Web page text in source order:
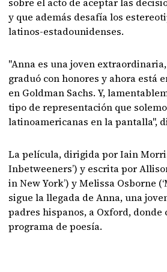
y que además desafía los
latinos-estadounidenses.
"Anna es una joven
graduó con honores y ahora está
en Goldman Sachs. Y,
tipo de representación que
latinoamericanas en la pantalla",
La película, dirigida por Iain
Inbetweeners’) y escrita por
in New York’) y Melissa Osborne
sigue la llegada de Anna, una
padres hispanos, a Oxford, donde
programa de poesía.